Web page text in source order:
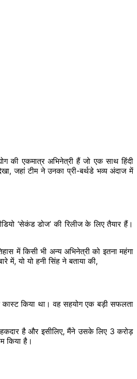
की एकमात्र अभिनेत्री हैं जो एक साथ हिंदी
जहां टीम ने उनका प्री-बर्थडे भव्य अंदाज में
‘सेकंड डोज’ की रिलीज के लिए तैयार हैं।
में किसी भी अन्य अभिनेत्री को इतना महंगा
में, यो यो हनी सिंह ने बताया की,
किया था। वह सहयोग एक बड़ी सफलता
है और इसीलिए, मैंने उसके लिए 3 करोड़
किया है।